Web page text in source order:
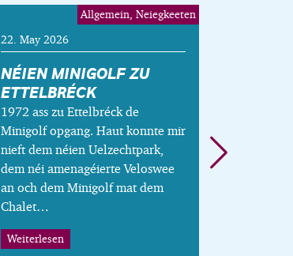
NÉIEN MINIGOLF ZU
ETTELBRÉCK
1972 ass zu Ettelbréck de
Minigolf opgang. Haut konnte mir
nieft dem néien Uelzechtpark,
dem néi amenagéierte Veloswee
an och dem Minigolf mat dem
Chalet…
Weiterlesen
22. May 2026
Allgemein, Neiegkeeten